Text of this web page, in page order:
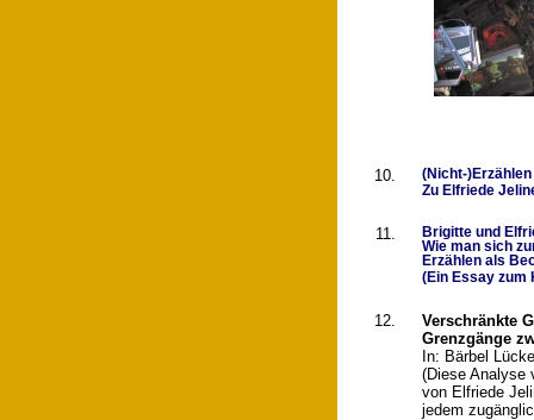
10.
(Nicht-
Zu Elfriede
11.
Brigitte und
Wie man sich
Erzählen als
(Ein Essay zum
12.
Verschränkte
Grenzgänge
In: Bärbel
(Diese Analyse
von Elfriede
jedem